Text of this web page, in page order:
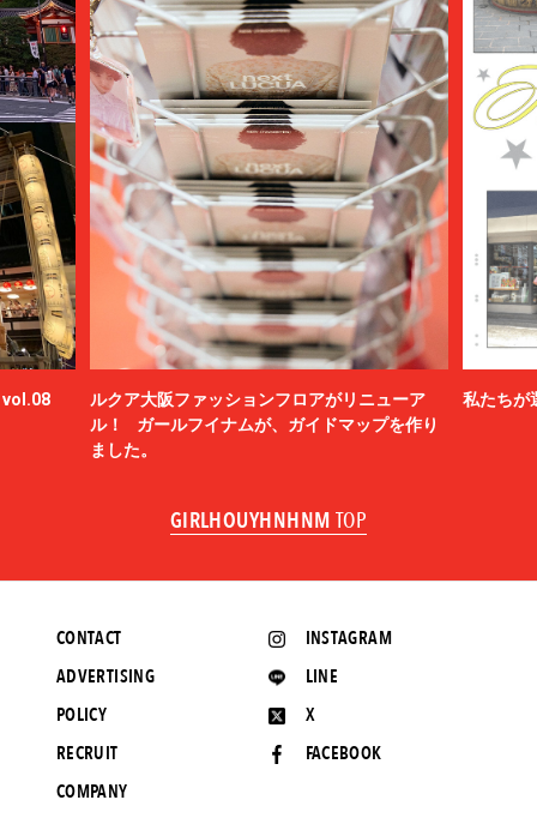
vol.08
ルクア大阪ファッションフロアがリニューア
ル！ ガールフイナムが、ガイドマップを作り
ました。
私たちが
GIRLHOUYHNHNM TOP
INSTAGRAM
LINE
X
FACEBOOK
CONTACT
ADVERTISING
POLICY
RECRUIT
COMPANY